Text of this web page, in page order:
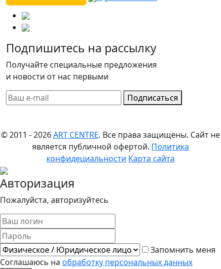
Подпишитесь на рассылку
Получайте специальные предложения
и новости от нас первыми
Подписаться
© 2011 - 2026ART CENTRE. Все права защищены. Сайт не
является публичной офертой. Политика
конфидециальности Карта сайта
Авторизация
Пожалуйста, авторизуйтесь
Запомнить меня
Соглашаюсь на обработку персональных данных